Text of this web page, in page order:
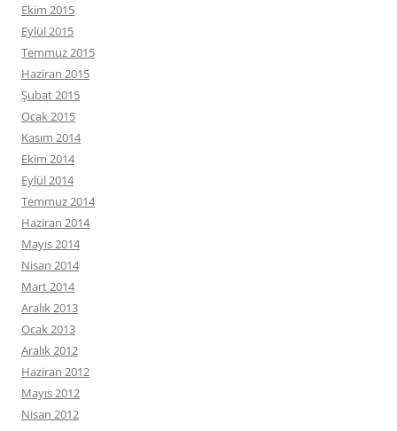
Ekim 2015
Eylül 2015
Temmuz 2015
Haziran 2015
Şubat 2015
Ocak 2015
Kasım 2014
Ekim 2014
Eylül 2014
Temmuz 2014
Haziran 2014
Mayıs 2014
Nisan 2014
Mart 2014
Aralık 2013
Ocak 2013
Aralık 2012
Haziran 2012
Mayıs 2012
Nisan 2012